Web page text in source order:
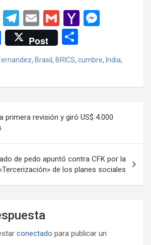
W
p
T
el
e
gr
a
E
m
ail
G
m
ail
Y
o
o
ail
n
g
Post
m
p
tir
, Brasil , BRICS, cumbre, India,
primera revisión y giró US$ 4.000
de pedo apuntó contra CFK por la
de los planes sociales
conectado para publicar un